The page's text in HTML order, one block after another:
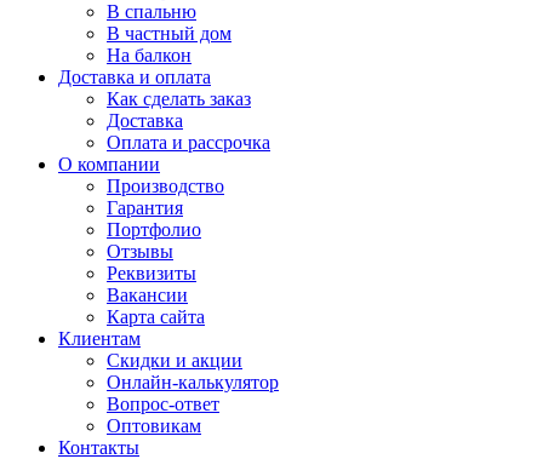
В спальню
В частный дом
На балкон
Доставка и оплата
Как сделать заказ
Доставка
Оплата и рассрочка
О компании
Производство
Гарантия
Портфолио
Отзывы
Реквизиты
Вакансии
Карта сайта
Клиентам
Скидки и акции
Онлайн-калькулятор
Вопрос-ответ
Оптовикам
Контакты